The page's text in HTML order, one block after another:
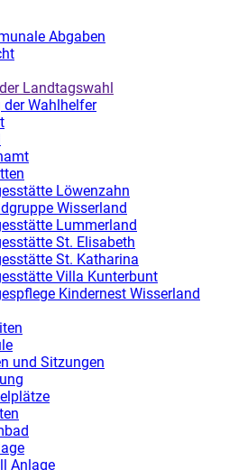
Abgaben
Landtagswahl
Wahlhelfer
Löwenzahn
Wisserland
Lummerland
St. Elisabeth
St. Katharina
Villa Kunterbunt
Kindernest Wisserland
und Sitzungen
Anlage